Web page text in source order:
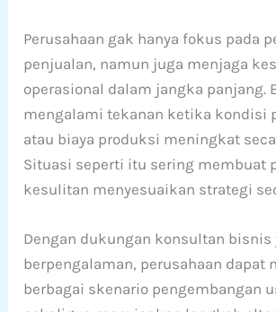
Perusahaan gak hanya fokus pada
penjualan, namun juga menjaga
operasional dalam jangka panjang.
mengalami tekanan ketika kondisi
atau biaya produksi meningkat
Situasi seperti itu sering membuat
kesulitan menyesuaikan strategi
Dengan dukungan konsultan bisnis
berpengalaman, perusahaan dapat
berbagai skenario pengembangan